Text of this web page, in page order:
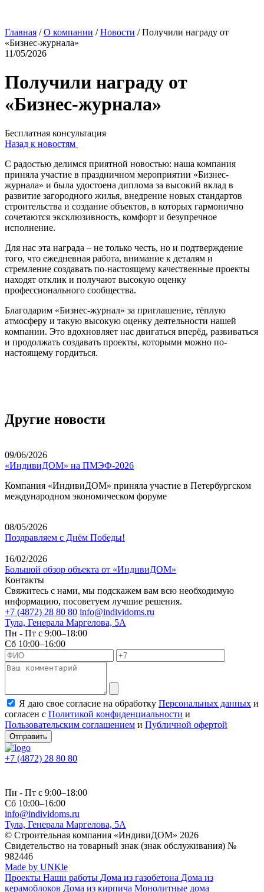
Главная /О компании /Новости /Получили награду от
«Бизнес-журнала»
11/05/2026
Получили награду от
«Бизнес-журнала»
Бесплатная консультация
Назад к новостям
С радостью делимся приятной новостью: наша компания
приняла участие в праздничном мероприятии «Бизнес-
журнала» и была удостоена диплома за высокий вклад в
развитие загородного жилья, внедрение новых стандартов
строительства и создание объектов, в которых гармонично
сочетаются эксклюзивность, комфорт и безупречное
исполнение.
Для нас эта награда – не только честь, но и подтверждение
того, что ежедневная работа, внимание к деталям и
стремление создавать по-настоящему качественные проекты
находят отклик и получают высокую оценку
профессионального сообщества.
Благодарим «Бизнес-журнал» за приглашение, тёплую
атмосферу и такую высокую оценку деятельности нашей
компании. Это вдохновляет нас двигаться вперёд, развиваться
и продолжать создавать проекты, которыми можно по-
настоящему гордиться.
Другие новости
09/06/2026
«ИндивиДОМ» на ПМЭФ-2026
Компания «ИндивиДОМ» приняла участие в Петербургском
международном экономическом форуме
08/05/2026
Поздравляем с Днём Победы!
16/02/2026
Большой обзор объекта от «ИндивиДОМ»
Контакты
Свяжитесь с нами, мы подскажем вам всю необходимую
информацию, посоветуем лучшие решения.
+7 (4872) 28 80 80 info@individoms.ru
Тула, Генерала Маргелова, 5А
Пн - Пт с 9:00–18:00
Сб 10:00–16:00
Я даю свое согласие на обработку Персональных данных и
согласен с Политикой конфиденциальности и
Пользовательским соглашением и Публичной офертой
Отправить
+7 (4872) 28 80 80
Пн - Пт с 9:00–18:00
Сб 10:00–16:00
info@individoms.ru
Тула, Генерала Маргелова, 5А
© Строительная компания «ИндивиДОМ» 2026
Свидетельство на товарный знак (знак обслуживания) №
982446
Made by UNKle
Проекты Наши работы Дома из газобетона Дома из
керамоблоков Дома из кирпича Монолитные дома